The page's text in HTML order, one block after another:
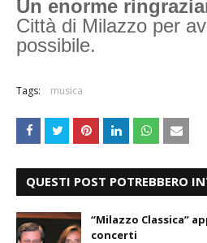
Un enorme
Città di Milazzo per
possibile.
Tags: musica
QUESTI POST POTREBBERO
“Milazzo Classica”
concerti